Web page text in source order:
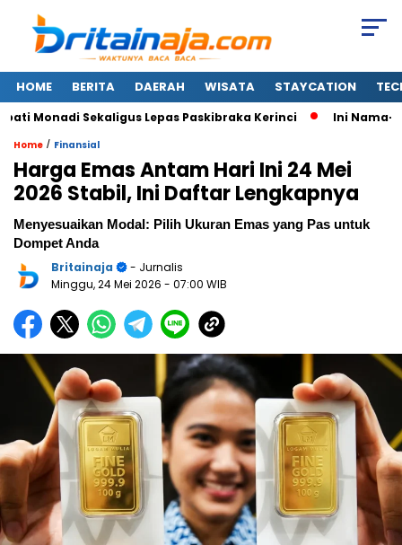
HOME BERITA DAERAH WISATA STAYCATION
Sekaligus Lepas Paskibraka Kerinci Ini Nama-
Home / Finansial
Harga Emas Antam Hari Ini 24 Mei
2026 Stabil, Ini Daftar Lengkapnya
Menyesuaikan Modal: Pilih Ukuran Emas yang Pas untuk
Dompet Anda
Britainaja
- Jurnalis
Minggu, 24 Mei 2026 - 07:00 WIB